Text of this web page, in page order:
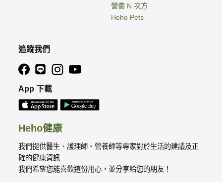
Heho健康
我們提供醫生、護理師、營養師等專家對於生活的建議及正
確的健康資訊
我們希望您能喜歡這份用心，並分享給您的朋友！
營養 N 次方
Heho Pets
追蹤我們
App 下載